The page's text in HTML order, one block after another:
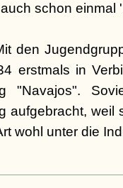
schon einmal
den
erstmals in
"Navajos".
aufgebracht, weil
wohl unter die